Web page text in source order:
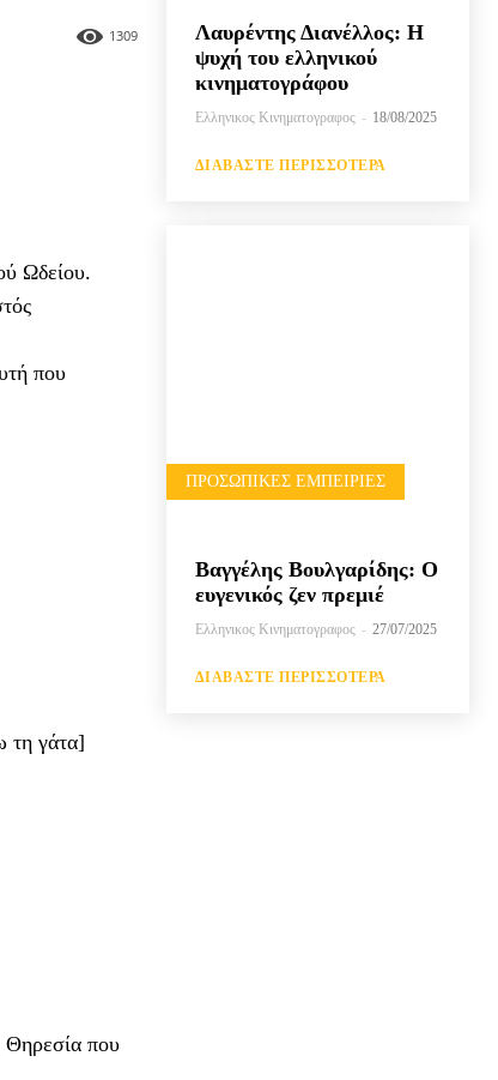
1309
Ωδείου.
που
τη γάτα]
Θηρεσία που
Λαυρέντης Διανέλλος: Η
ψυχή του ελληνικού
κινηματογράφου
Ελληνικος Κινηματογραφος - 18/08/2025
ΔΙΑΒΆΣΤΕ ΠΕΡΙΣΣΌΤΕΡΑ
ΠΡΟΣΩΠΙΚΈΣ ΕΜΠΕΙΡΊΕΣ
Βαγγέλης Βουλγαρίδης: Ο
ευγενικός ζεν πρεμιέ
Ελληνικος Κινηματογραφος - 27/07/2025
ΔΙΑΒΆΣΤΕ ΠΕΡΙΣΣΌΤΕΡΑ